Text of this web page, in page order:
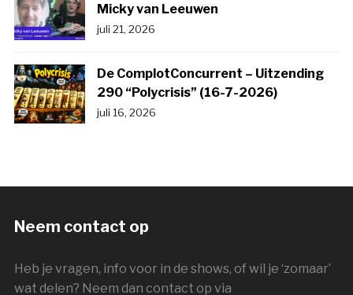
Micky van Leeuwen
juli 21, 2026
De ComplotConcurrent – Uitzending
290 “Polycrisis” (16-7-2026)
juli 16, 2026
Neem contact op
Heb je vragen, info voor in de shows, of wil je ‘zomaar’
wat delen? Neem dan contact op via